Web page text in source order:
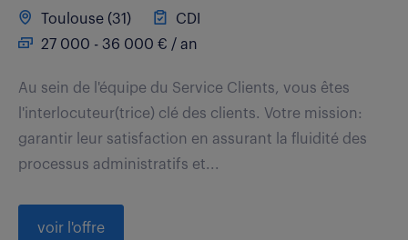
Toulouse (31)
CDI
27 000 - 36 000 € / an
Au sein de l'équipe du Service Clients, vous êtes
l'interlocuteur(trice) clé des clients. Votre mission:
garantir leur satisfaction en assurant la fluidité des
processus administratifs et...
voir l'offre